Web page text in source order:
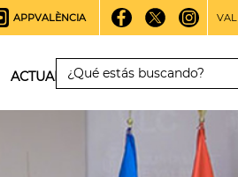
APPVALÈNCIA VAL
ACTUALIDAD